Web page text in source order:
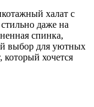
халат с
даже на
спинка,
выбор для уютных
хочется